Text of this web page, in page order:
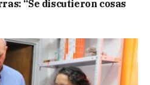
“Se discutieron cosas